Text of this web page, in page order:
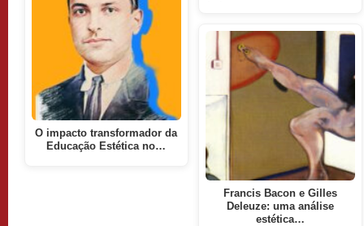
O impacto transformador da
Educação Estética no…
Francis Bacon e Gilles
Deleuze: uma análise
estética…